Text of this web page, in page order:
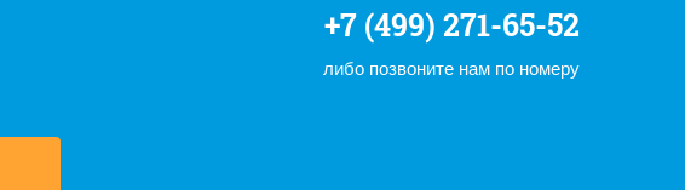
+7 (499) 271-65-52
либо позвоните нам по номеру